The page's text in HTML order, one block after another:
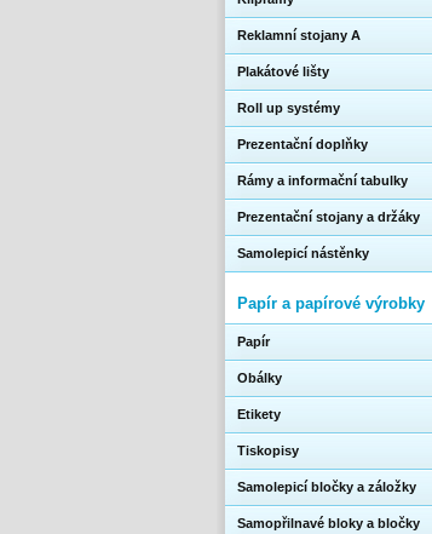
Reklamní stojany A
Plakátové lišty
Roll up systémy
Prezentační doplňky
Rámy a informační tabulky
Prezentační stojany a držáky
Samolepicí nástěnky
Papír a papírové výrobky
Papír
Obálky
Etikety
Tiskopisy
Samolepicí bločky a záložky
Samopřilnavé bloky a bločky